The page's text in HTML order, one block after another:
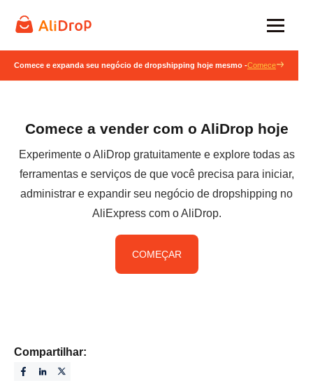
Comece e expanda seu negócio de dropshipping hoje mesmo -Comece
Comece a vender com o AliDrop hoje
Experimente o AliDrop gratuitamente e explore todas as
ferramentas e serviços de que você precisa para iniciar,
administrar e expandir seu negócio de dropshipping no
AliExpress com o AliDrop.
COMEÇAR
Compartilhar: